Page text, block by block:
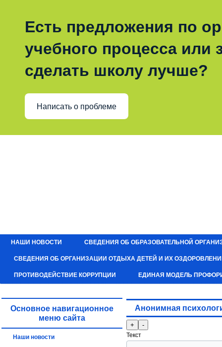
Есть предложения по
учебного процесса или
сделать школу лучше?
Написать о проблеме
НАШИ НОВОСТИ СВЕДЕНИЯ ОБ ОБРАЗОВАТЕЛЬНОЙ
СВЕДЕНИЯ ОБ ОРГАНИЗАЦИИ ОТДЫХА ДЕТЕЙ И ИХ
ПРОТИВОДЕЙСТВИЕ КОРРУПЦИИ ЕДИНАЯ МОДЕЛЬ
Основное навигационное
меню сайта
Наши новости
Анонимная
Текст
Текст